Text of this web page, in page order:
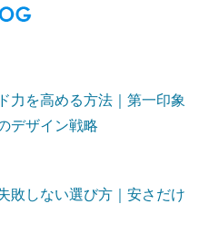
力を高める方法｜第一印象
デザイン戦略
敗しない選び方｜安さだけ